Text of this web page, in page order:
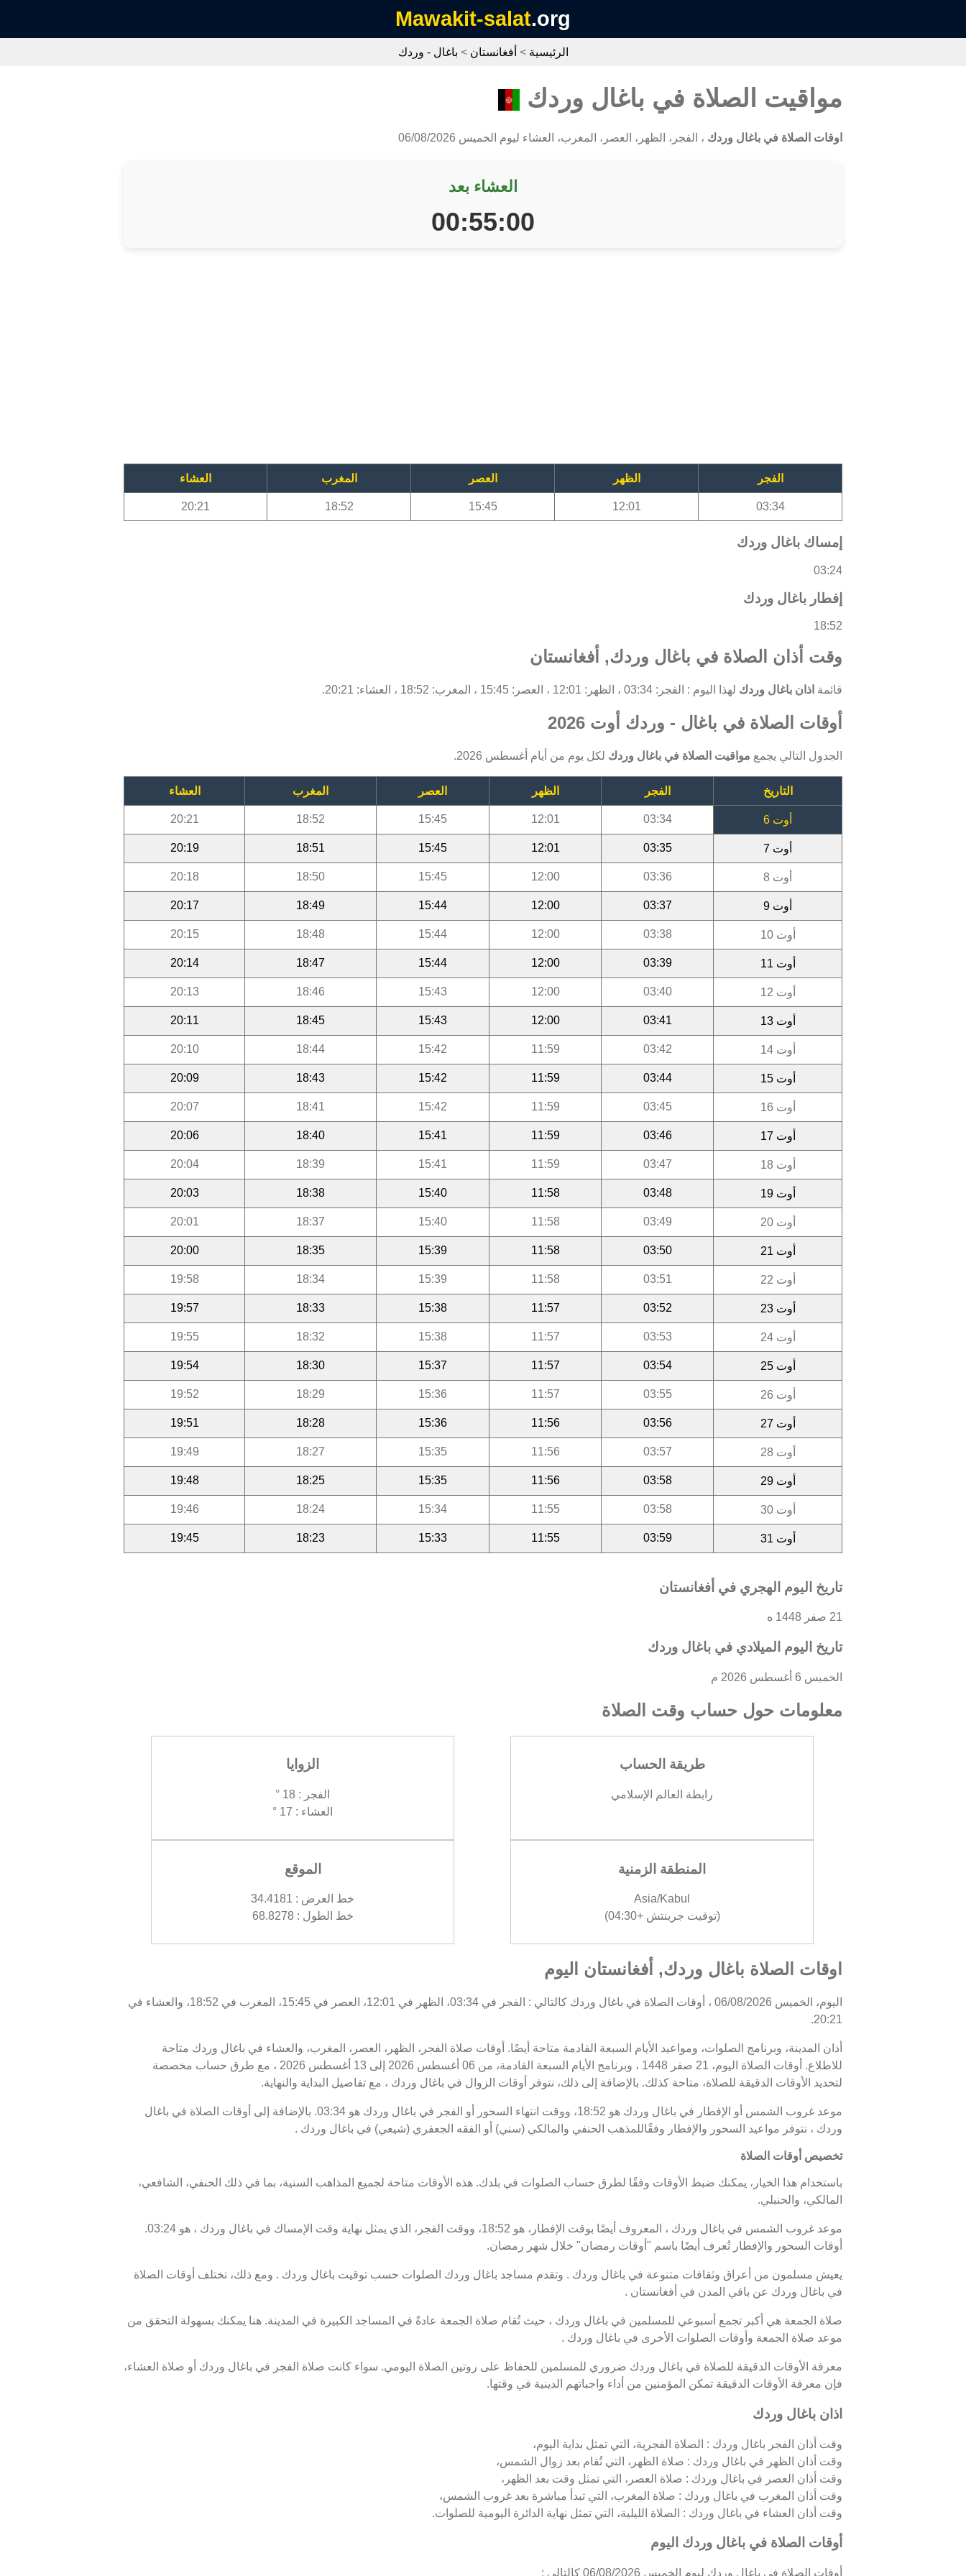
Mawakit-salat.org
الرئيسية > أفغانستان > باغال - وردك
مواقيت الصلاة في باغال وردك
اوقات الصلاة في باغال وردك ، الفجر، الظهر، العصر، المغرب، العشاء ليوم الخميس 06/08/2026
العشاء بعد
00:55:00
الفجر الظهر العصر المغرب العشاء
03:34
12:01
15:45
18:52
20:21
إمساك باغال وردك
03:24
إفطار باغال وردك
18:52
وقت أذان الصلاة في باغال وردك, أفغانستان
قائمة اذان باغال وردك لهذا اليوم : الفجر: 03:34 ، الظهر: 12:01 ، العصر: 15:45 ، المغرب: 18:52 ، العشاء: 20:21.
أوقات الصلاة في باغال - وردك أوت 2026
الجدول التالي يجمع مواقيت الصلاة في باغال وردك لكل يوم من أيام أغسطس 2026.
التاريخ الفجر الظهر العصر المغرب العشاء
أوت 6 03:34
12:01
15:45
18:52
20:21
أوت 7 03:35
12:01
15:45
18:51
20:19
أوت 8 03:36
12:00
15:45
18:50
20:18
أوت 9 03:37
12:00
15:44
18:49
20:17
أوت 10 03:38
12:00
15:44
18:48
20:15
أوت 11 03:39
12:00
15:44
18:47
20:14
أوت 12 03:40
12:00
15:43
18:46
20:13
أوت 13 03:41
12:00
15:43
18:45
20:11
أوت 14 03:42
11:59
15:42
18:44
20:10
أوت 15 03:44
11:59
15:42
18:43
20:09
أوت 16 03:45
11:59
15:42
18:41
20:07
أوت 17 03:46
11:59
15:41
18:40
20:06
أوت 18 03:47
11:59
15:41
18:39
20:04
أوت 19 03:48
11:58
15:40
18:38
20:03
أوت 20 03:49
11:58
15:40
18:37
20:01
أوت 21 03:50
11:58
15:39
18:35
20:00
أوت 22 03:51
11:58
15:39
18:34
19:58
أوت 23 03:52
11:57
15:38
18:33
19:57
أوت 24 03:53
11:57
15:38
18:32
19:55
أوت 25 03:54
11:57
15:37
18:30
19:54
أوت 26 03:55
11:57
15:36
18:29
19:52
أوت 27 03:56
11:56
15:36
18:28
19:51
أوت 28 03:57
11:56
15:35
18:27
19:49
أوت 29 03:58
11:56
15:35
18:25
19:48
أوت 30 03:58
11:55
15:34
18:24
19:46
أوت 31 03:59
11:55
15:33
18:23
19:45
تاريخ اليوم الهجري في أفغانستان
21 صفر 1448 ه
تاريخ اليوم الميلادي في باغال وردك
الخميس 6 أغسطس 2026 م
معلومات حول حساب وقت الصلاة
طريقة الحساب
رابطة العالم الإسلامي
الزوايا
الفجر : 18 °
العشاء : 17 °
المنطقة الزمنية
Asia/Kabul
(توقيت جرينتش +04:30)
الموقع
خط العرض : 34.4181
خط الطول : 68.8278
اوقات الصلاة باغال وردك, أفغانستان اليوم
اليوم، الخميس 06/08/2026 ، أوقات الصلاة في باغال وردك كالتالي : الفجر في 03:34، الظهر في 12:01، العصر في 15:45، المغرب في 18:52، والعشاء في
20:21.
أذان المدينة، وبرنامج الصلوات، ومواعيد الأيام السبعة القادمة متاحة أيضًا. أوقات صلاة الفجر، الظهر، العصر، المغرب، والعشاء في باغال وردك متاحة
للاطلاع. أوقات الصلاة اليوم، 21 صفر 1448 ، وبرنامج الأيام السبعة القادمة، من 06 أغسطس 2026 إلى 13 أغسطس 2026 ، مع طرق حساب مخصصة
لتحديد الأوقات الدقيقة للصلاة، متاحة كذلك. بالإضافة إلى ذلك، نتوفر أوقات الزوال في باغال وردك ، مع تفاصيل البداية والنهاية.
موعد غروب الشمس أو الإفطار في باغال وردك هو 18:52، ووقت انتهاء السحور أو الفجر في باغال وردك هو 03:34. بالإضافة إلى أوقات الصلاة في باغال
وردك ، نتوفر مواعيد السحور والإفطار وفقًاللمذهب الحنفي والمالكي (سني) أو الفقه الجعفري (شيعي) في باغال وردك .
تخصيص أوقات الصلاة
باستخدام هذا الخيار، يمكنك ضبط الأوقات وفقًا لطرق حساب الصلوات في بلدك. هذه الأوقات متاحة لجميع المذاهب السنية، بما في ذلك الحنفي، الشافعي،
المالكي، والحنبلي.
موعد غروب الشمس في باغال وردك ، المعروف أيضًا بوقت الإفطار، هو 18:52، ووقت الفجر، الذي يمثل نهاية وقت الإمساك في باغال وردك ، هو 03:24.
أوقات السحور والإفطار تُعرف أيضًا باسم "أوقات رمضان" خلال شهر رمضان.
يعيش مسلمون من أعراق وثقافات متنوعة في باغال وردك . وتقدم مساجد باغال وردك الصلوات حسب توقيت باغال وردك . ومع ذلك، تختلف أوقات الصلاة
في باغال وردك عن باقي المدن في أفغانستان .
صلاة الجمعة هي أكبر تجمع أسبوعي للمسلمين في باغال وردك ، حيث تُقام صلاة الجمعة عادةً في المساجد الكبيرة في المدينة. هنا يمكنك بسهولة التحقق من
موعد صلاة الجمعة وأوقات الصلوات الأخرى في باغال وردك .
معرفة الأوقات الدقيقة للصلاة في باغال وردك ضروري للمسلمين للحفاظ على روتين الصلاة اليومي. سواء كانت صلاة الفجر في باغال وردك أو صلاة العشاء،
فإن معرفة الأوقات الدقيقة تمكن المؤمنين من أداء واجباتهم الدينية في وقتها.
اذان باغال وردك
وقت أذان الفجر باغال وردك : الصلاة الفجرية، التي تمثل بداية اليوم،
وقت أذان الظهر في باغال وردك : صلاة الظهر، التي تُقام بعد زوال الشمس،
وقت أذان العصر في باغال وردك : صلاة العصر، التي تمثل وقت بعد الظهر،
وقت أذان المغرب في باغال وردك : صلاة المغرب، التي تبدأ مباشرة بعد غروب الشمس،
وقت أذان العشاء في باغال وردك : الصلاة الليلية، التي تمثل نهاية الدائرة اليومية للصلوات.
أوقات الصلاة في باغال وردك اليوم
أوقات الصلاة في باغال وردك ليوم الخميس 06/08/2026 كالتالي :